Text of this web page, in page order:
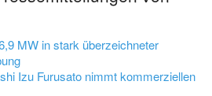
MW in stark überzeichneter
Izu Furusato nimmt kommerziellen